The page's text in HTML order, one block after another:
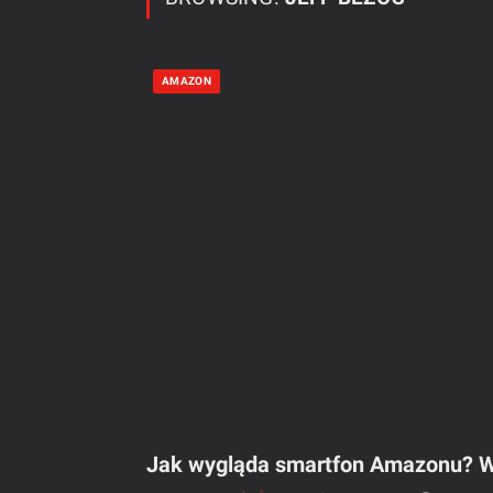
AMAZON
Jak wygląda smartfon Amazonu?